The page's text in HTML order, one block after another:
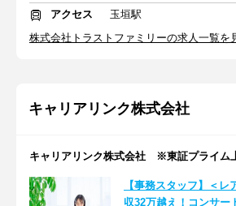
アクセス
玉垣駅
株式会社トラストファミリーの求人一覧を
キャリアリンク株式会社
キャリアリンク株式会社 ※東証プライム
【事務スタッフ】＜レ
収32万越え！コンサー